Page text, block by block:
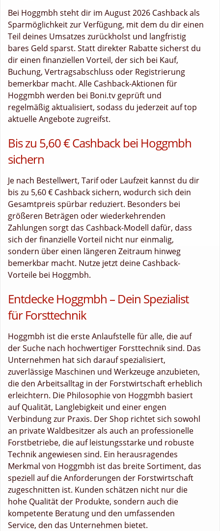
Bei Hoggmbh steht dir im August 2026 Cashback als
Sparmöglichkeit zur Verfügung, mit dem du dir einen
Teil deines Umsatzes zurückholst und langfristig
bares Geld sparst. Statt direkter Rabatte sicherst du
dir einen finanziellen Vorteil, der sich bei Kauf,
Buchung, Vertragsabschluss oder Registrierung
bemerkbar macht. Alle Cashback-Aktionen für
Hoggmbh werden bei Boni.tv geprüft und
regelmäßig aktualisiert, sodass du jederzeit auf top
aktuelle Angebote zugreifst.
Bis zu 5,60 € Cashback bei Hoggmbh
sichern
Je nach Bestellwert, Tarif oder Laufzeit kannst du dir
bis zu 5,60 € Cashback sichern, wodurch sich dein
Gesamtpreis spürbar reduziert. Besonders bei
größeren Beträgen oder wiederkehrenden
Zahlungen sorgt das Cashback-Modell dafür, dass
sich der finanzielle Vorteil nicht nur einmalig,
sondern über einen längeren Zeitraum hinweg
bemerkbar macht. Nutze jetzt deine Cashback-
Vorteile bei Hoggmbh.
Entdecke Hoggmbh – Dein Spezialist
für Forsttechnik
Hoggmbh ist die erste Anlaufstelle für alle, die auf
der Suche nach hochwertiger Forsttechnik sind. Das
Unternehmen hat sich darauf spezialisiert,
zuverlässige Maschinen und Werkzeuge anzubieten,
die den Arbeitsalltag in der Forstwirtschaft erheblich
erleichtern. Die Philosophie von Hoggmbh basiert
auf Qualität, Langlebigkeit und einer engen
Verbindung zur Praxis. Der Shop richtet sich sowohl
an private Waldbesitzer als auch an professionelle
Forstbetriebe, die auf leistungsstarke und robuste
Technik angewiesen sind. Ein herausragendes
Merkmal von Hoggmbh ist das breite Sortiment, das
speziell auf die Anforderungen der Forstwirtschaft
zugeschnitten ist. Kunden schätzen nicht nur die
hohe Qualität der Produkte, sondern auch die
kompetente Beratung und den umfassenden
Service, den das Unternehmen bietet.